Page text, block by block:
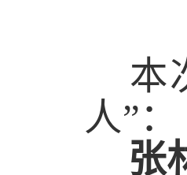
本
人”：
张